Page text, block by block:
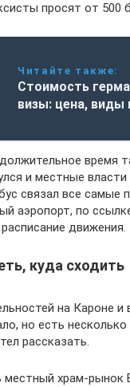
просят от 500
Читайте также:
Стоимость
визы: цена, виды
время
и местные власти
связал все самые
аэропорт, по
движения.
куда сходить
на Кароне и
но есть
рассказать.
храм-рынок